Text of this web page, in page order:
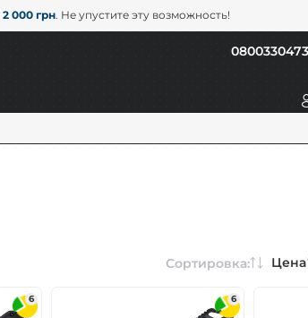
2 000 грн. Не упустите эту возможность!
0800330473
Сортировка: Цена
6 6